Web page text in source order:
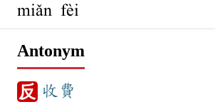
miǎn fèi
Antonym
反 收費